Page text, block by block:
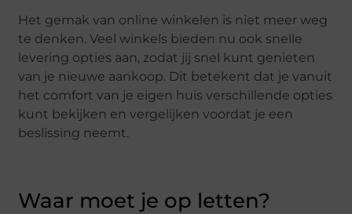
Het gemak van online winkelen is niet meer weg
te denken. Veel winkels bieden nu ook snelle
levering opties aan, zodat jij snel kunt genieten
van je nieuwe aankoop. Dit betekent dat je vanuit
het comfort van je eigen huis verschillende opties
kunt bekijken en vergelijken voordat je een
beslissing neemt.
Waar moet je op letten?